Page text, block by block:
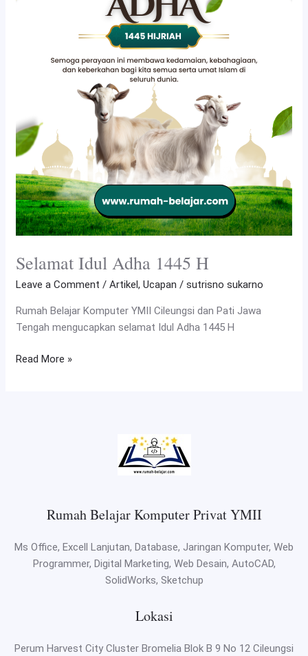
Selamat Idul Adha 1445 H
Leave a Comment /Artikel,Ucapan /sutrisno sukarno
Rumah Belajar Komputer YMII Cileungsi dan Pati Jawa
Tengah mengucapkan selamat Idul Adha 1445 H
Read More »
Rumah Belajar Komputer Privat YMII
Ms Office, Excell Lanjutan, Database, Jaringan Komputer, Web
Programmer, Digital Marketing, Web Desain, AutoCAD,
SolidWorks, Sketchup
Lokasi
Perum Harvest City Cluster Bromelia Blok B 9 No 12 Cileungsi